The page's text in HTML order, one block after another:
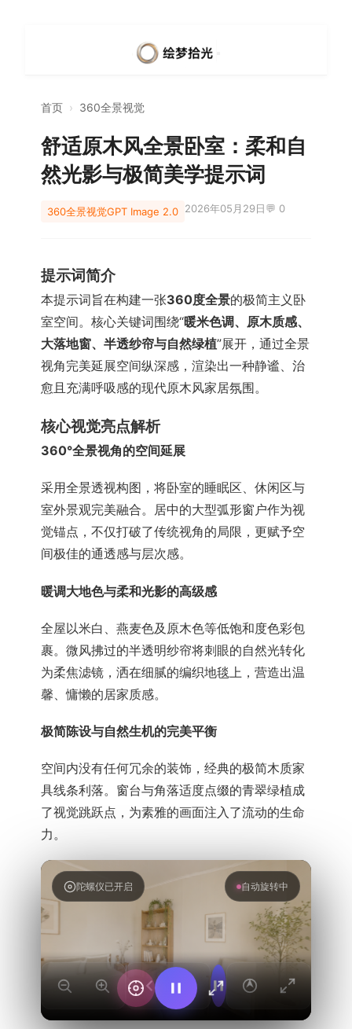
首页 › 360全景视觉
舒适原木风全景卧室：柔和自
然光影与极简美学提示词
360全景视觉GPT Image 2.0 2026年05月29日💬 0
提示词简介
本提示词旨在构建一张360度全景的极简主义卧
室空间。核心关键词围绕“暖米色调、原木质感、
大落地窗、半透纱帘与自然绿植”展开，通过全景
视角完美延展空间纵深感，渲染出一种静谧、治
愈且充满呼吸感的现代原木风家居氛围。
核心视觉亮点解析
360°全景视角的空间延展
采用全景透视构图，将卧室的睡眠区、休闲区与
室外景观完美融合。居中的大型弧形窗户作为视
觉锚点，不仅打破了传统视角的局限，更赋予空
间极佳的通透感与层次感。
暖调大地色与柔和光影的高级感
全屋以米白、燕麦色及原木色等低饱和度色彩包
裹。微风拂过的半透明纱帘将刺眼的自然光转化
为柔焦滤镜，洒在细腻的编织地毯上，营造出温
馨、慵懒的居家质感。
极简陈设与自然生机的完美平衡
空间内没有任何冗余的装饰，经典的极简木质家
具线条利落。窗台与角落适度点缀的青翠绿植成
了视觉跳跃点，为素雅的画面注入了流动的生命
力。
陀螺仪已开启 360° 全景